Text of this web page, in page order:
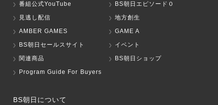
番組公式YouTube
BS朝日エピソード０
見逃し配信
地方創生
AMBER GAMES
GAME A
BS朝日セールスサイト
イベント
関連商品
BS朝日ショップ
Program Guide For Buyers
BS朝日について